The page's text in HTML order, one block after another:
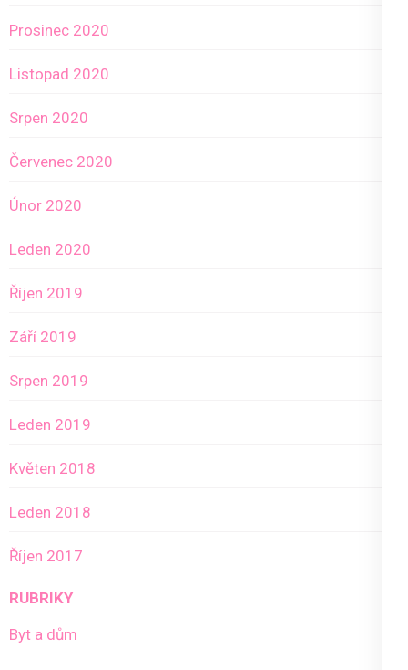
Prosinec 2020
Listopad 2020
Srpen 2020
Červenec 2020
Únor 2020
Leden 2020
Říjen 2019
Září 2019
Srpen 2019
Leden 2019
Květen 2018
Leden 2018
Říjen 2017
RUBRIKY
Byt a dům